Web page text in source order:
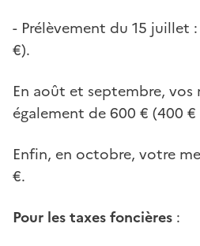
- Prélèvement du 15 juillet
€).
En août et septembre, vos
également de 600 € (400 €
Enfin, en octobre, votre
€.
Pour les taxes foncières :